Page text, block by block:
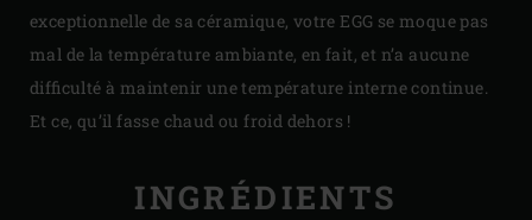
exceptionnelle de sa céramique, votre EGG se moque pas
mal de la température ambiante, en fait, et n’a aucune
difficulté à maintenir une température interne continue.
Et ce, qu’il fasse chaud ou froid dehors !
INGRÉDIENTS